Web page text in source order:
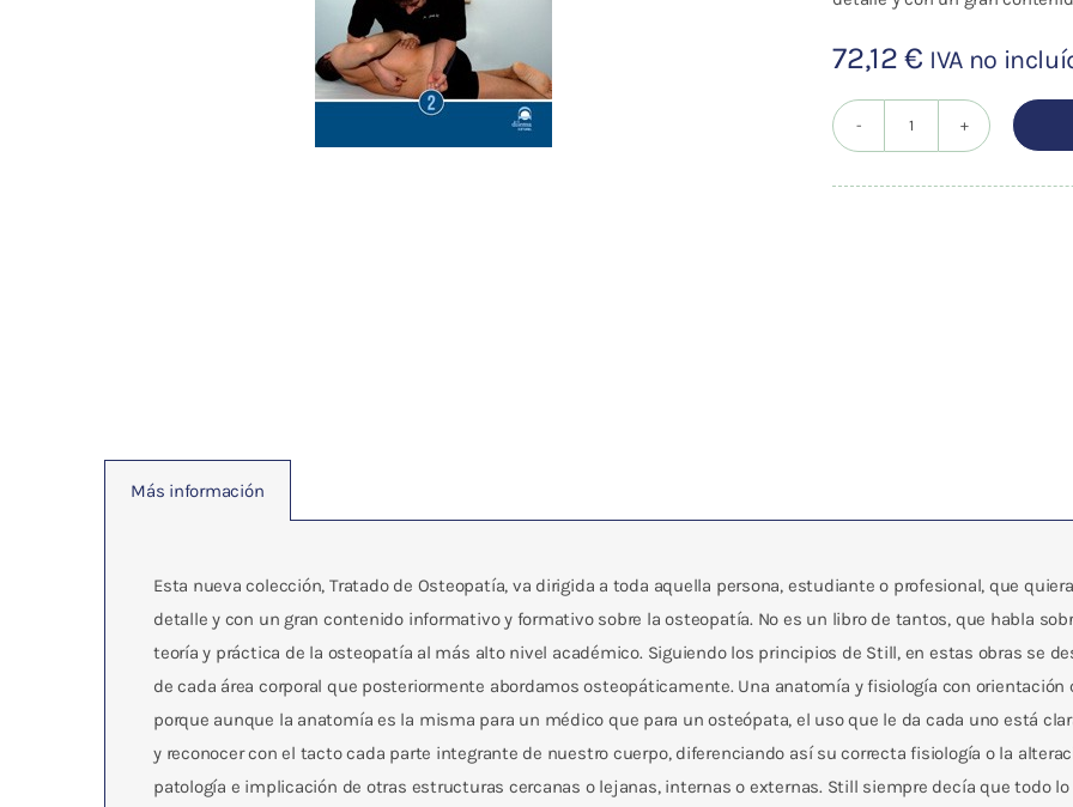
72,12€ IVA no
TRATADO
Más información
Esta nueva colección, Tratado de Osteopatía, va dirigida a toda aquella persona, estudiante o profesional, que
detalle y con un gran contenido informativo y formativo sobre la osteopatía. No es un libro de tantos, que habla
teoría y práctica de la osteopatía al más alto nivel académico. Siguiendo los principios de Still, en estas obras se
de cada área corporal que posteriormente abordamos osteopáticamente. Una anatomía y fisiología con
porque aunque la anatomía es la misma para un médico que para un osteópata, el uso que le da cada uno está
y reconocer con el tacto cada parte integrante de nuestro cuerpo, diferenciando así su correcta fisiología o la
patología e implicación de otras estructuras cercanas o lejanas, internas o externas. Still siempre decía que todo